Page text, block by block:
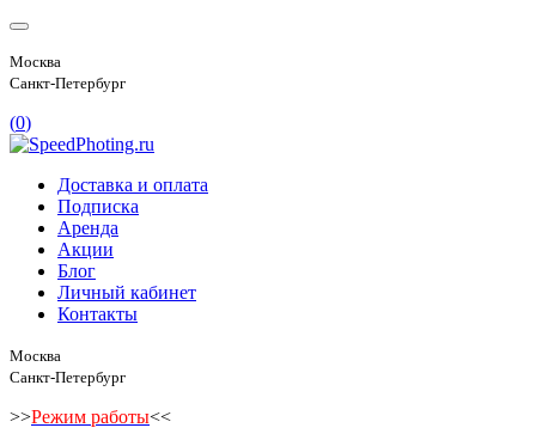
Москва
Санкт-Петербург
(0)
Доставка и оплата
Подписка
Аренда
Акции
Блог
Личный кабинет
Контакты
Москва
Санкт-Петербург
>>Режим работы<<